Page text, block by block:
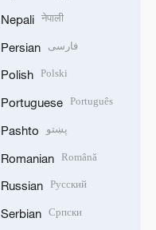
Nepali नेपाली
Persian فارسی
Polish Polski
Portuguese Português
Pashto پښتو
Romanian Română
Russian Русский
Serbian Српски